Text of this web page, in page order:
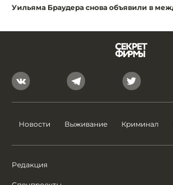
Уильяма Браудера снова объявили в
Новости Выживание Криминал
Редакция